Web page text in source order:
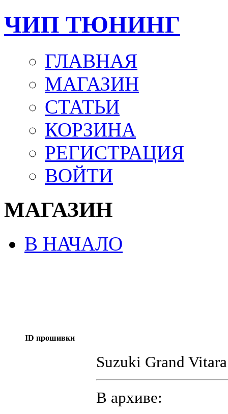
ЧИП ТЮНИНГ
ГЛАВНАЯ
МАГАЗИН
СТАТЬИ
КОРЗИНА
РЕГИСТРАЦИЯ
ВОЙТИ
МАГАЗИН
В НАЧАЛО
ID прошивки
Suzuki Grand Vitara
В архиве: